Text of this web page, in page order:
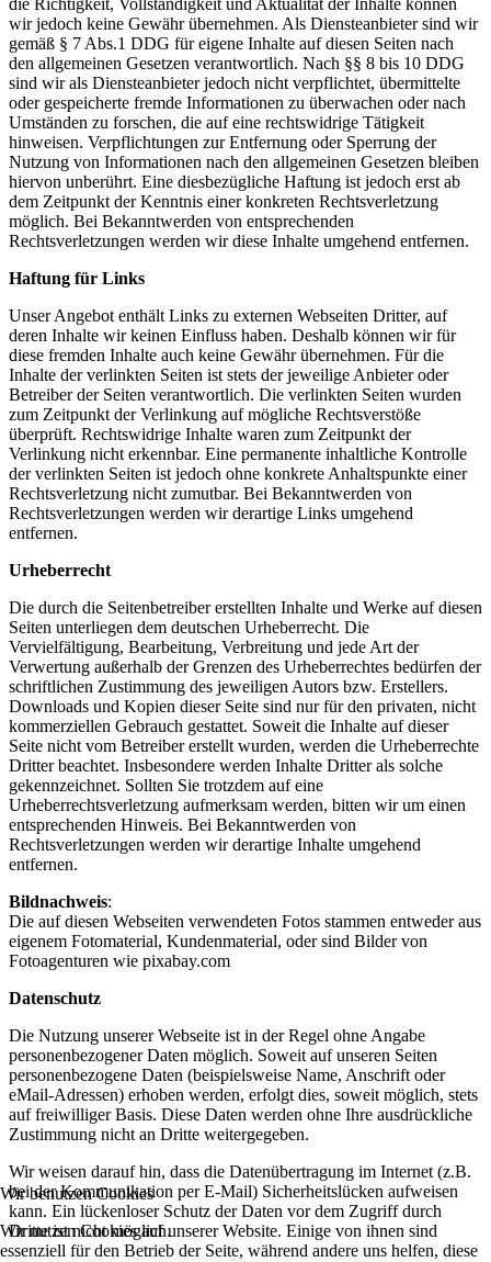
wir jedoch keine Gewähr übernehmen. Als Diensteanbieter sind wir
gemäß § 7 Abs.1 DDG für eigene Inhalte auf diesen Seiten nach
den allgemeinen Gesetzen verantwortlich. Nach §§ 8 bis 10 DDG
sind wir als Diensteanbieter jedoch nicht verpflichtet, übermittelte
oder gespeicherte fremde Informationen zu überwachen oder nach
Umständen zu forschen, die auf eine rechtswidrige Tätigkeit
hinweisen. Verpflichtungen zur Entfernung oder Sperrung der
Nutzung von Informationen nach den allgemeinen Gesetzen bleiben
hiervon unberührt. Eine diesbezügliche Haftung ist jedoch erst ab
dem Zeitpunkt der Kenntnis einer konkreten Rechtsverletzung
möglich. Bei Bekanntwerden von entsprechenden
Rechtsverletzungen werden wir diese Inhalte umgehend entfernen.
Haftung für Links
Unser Angebot enthält Links zu externen Webseiten Dritter, auf
deren Inhalte wir keinen Einfluss haben. Deshalb können wir für
diese fremden Inhalte auch keine Gewähr übernehmen. Für die
Inhalte der verlinkten Seiten ist stets der jeweilige Anbieter oder
Betreiber der Seiten verantwortlich. Die verlinkten Seiten wurden
zum Zeitpunkt der Verlinkung auf mögliche Rechtsverstöße
überprüft. Rechtswidrige Inhalte waren zum Zeitpunkt der
Verlinkung nicht erkennbar. Eine permanente inhaltliche Kontrolle
der verlinkten Seiten ist jedoch ohne konkrete Anhaltspunkte einer
Rechtsverletzung nicht zumutbar. Bei Bekanntwerden von
Rechtsverletzungen werden wir derartige Links umgehend
entfernen.
Urheberrecht
Die durch die Seitenbetreiber erstellten Inhalte und Werke auf diesen
Seiten unterliegen dem deutschen Urheberrecht. Die
Vervielfältigung, Bearbeitung, Verbreitung und jede Art der
Verwertung außerhalb der Grenzen des Urheberrechtes bedürfen der
schriftlichen Zustimmung des jeweiligen Autors bzw. Erstellers.
Downloads und Kopien dieser Seite sind nur für den privaten, nicht
kommerziellen Gebrauch gestattet. Soweit die Inhalte auf dieser
Seite nicht vom Betreiber erstellt wurden, werden die Urheberrechte
Dritter beachtet. Insbesondere werden Inhalte Dritter als solche
gekennzeichnet. Sollten Sie trotzdem auf eine
Urheberrechtsverletzung aufmerksam werden, bitten wir um einen
entsprechenden Hinweis. Bei Bekanntwerden von
Rechtsverletzungen werden wir derartige Inhalte umgehend
entfernen.
Bildnachweis:
Die auf diesen Webseiten verwendeten Fotos stammen entweder aus
eigenem Fotomaterial, Kundenmaterial, oder sind Bilder von
Fotoagenturen wie pixabay.com
Datenschutz
Die Nutzung unserer Webseite ist in der Regel ohne Angabe
personenbezogener Daten möglich. Soweit auf unseren Seiten
personenbezogene Daten (beispielsweise Name, Anschrift oder
eMail-Adressen) erhoben werden, erfolgt dies, soweit möglich, stets
auf freiwilliger Basis. Diese Daten werden ohne Ihre ausdrückliche
Zustimmung nicht an Dritte weitergegeben.
Wir weisen darauf hin, dass die Datenübertragung im Internet (z.B.
bei der Kommunikation per E-Mail) Sicherheitslücken aufweisen
kann. Ein lückenloser Schutz der Daten vor dem Zugriff durch
Dritte ist nicht möglich.
Wir benutzen Cookies
Wir nutzen Cookies auf unserer Website. Einige von ihnen sind
essenziell für den Betrieb der Seite, während andere uns helfen, diese